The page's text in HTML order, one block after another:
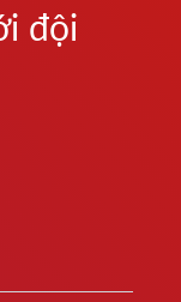
đội